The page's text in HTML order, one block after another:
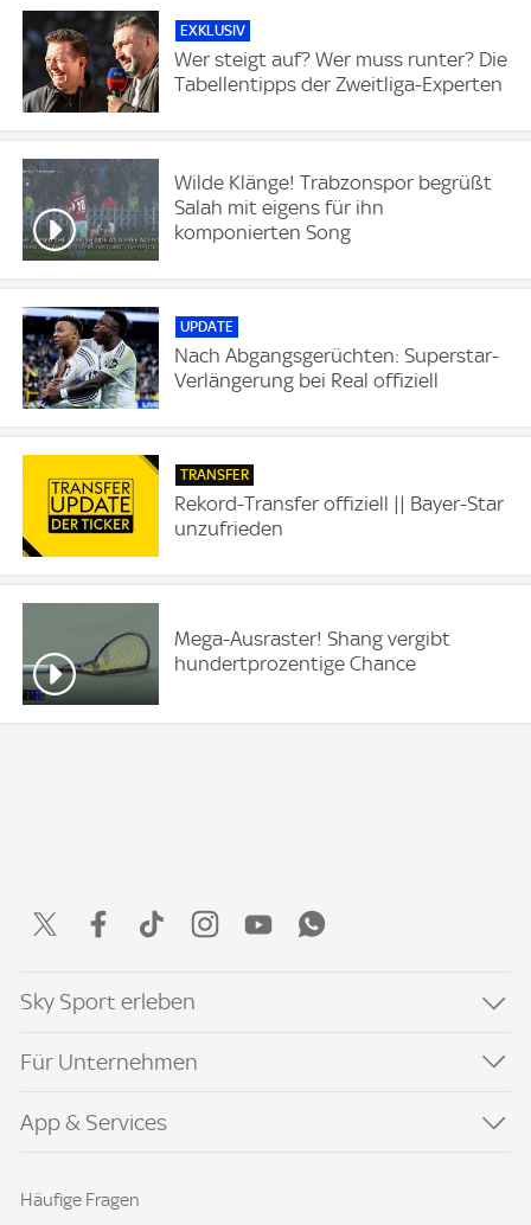
EXKLUSIV
Wer steigt auf? Wer muss runter? Die
Tabellentipps der Zweitliga-Experten
Wilde Klänge! Trabzonspor begrüßt
Salah mit eigens für ihn
komponierten Song
UPDATE
Nach Abgangsgerüchten: Superstar-
Verlängerung bei Real offiziell
TRANSFER
Rekord-Transfer offiziell || Bayer-Star
unzufrieden
Mega-Ausraster! Shang vergibt
hundertprozentige Chance
Sky Sport erleben
Für Unternehmen
App & Services
Häufige Fragen